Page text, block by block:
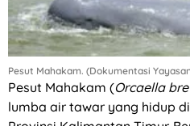
Pesut Mahakam. (Dokumentasi
Pesut Mahakam (Orcaella
lumba air tawar yang hidup